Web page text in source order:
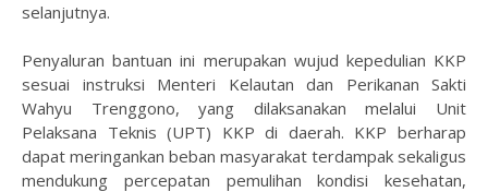
selanjutnya.
Penyaluran bantuan ini merupakan wujud kepedulian KKP
sesuai instruksi Menteri Kelautan dan Perikanan Sakti
Wahyu Trenggono, yang dilaksanakan melalui Unit
Pelaksana Teknis (UPT) KKP di daerah. KKP berharap
dapat meringankan beban masyarakat terdampak sekaligus
mendukung percepatan pemulihan kondisi kesehatan,